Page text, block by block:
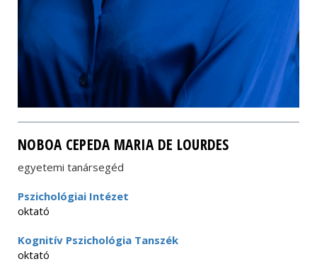
NOBOA CEPEDA MARIA DE LOURDES
egyetemi tanársegéd
Pszichológiai Intézet
oktató
Kognitív Pszichológia Tanszék
oktató